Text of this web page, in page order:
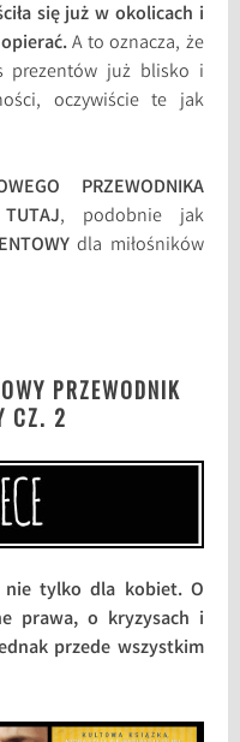
się już w okolicach i
A to oznacza, że
prezentów już blisko i
oczywiście te jak
PRZEWODNIKA
, podobnie jak
dla miłośników
PRZEWODNIK
CZ. 2
nie tylko dla kobiet. O
prawa, o kryzysach i
przede wszystkim